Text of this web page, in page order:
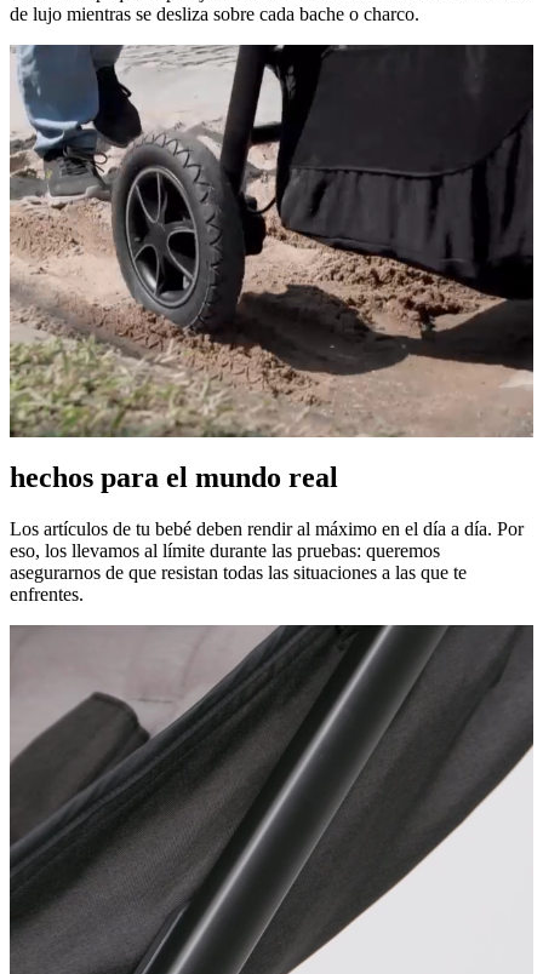
de lujo mientras se desliza sobre cada bache o charco.
hechos para el mundo real
Los artículos de tu bebé deben rendir al máximo en el día a día. Por
eso, los llevamos al límite durante las pruebas: queremos
asegurarnos de que resistan todas las situaciones a las que te
enfrentes.